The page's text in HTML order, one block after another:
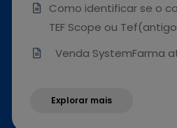
Como identificar se o
TEF Scope ou
Venda SystemFarma
Explorar mais